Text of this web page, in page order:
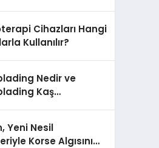
Cihazları Hangi
Kullanılır?
Nedir ve
Kaş
Yeni Nesil
Korse Algısını